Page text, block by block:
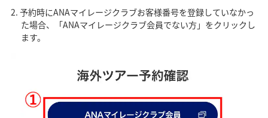
予約時にANAマイレージクラブお客様番号を登録していなかっ
た場合、「ANAマイレージクラブ会員でない方」をクリックし
ます。